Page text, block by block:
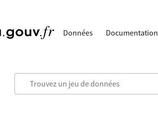
Données Documentation